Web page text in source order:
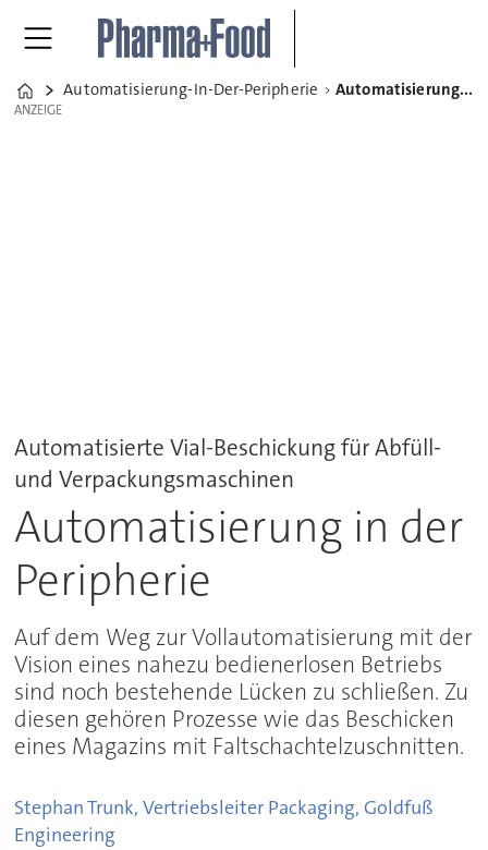
Home
Automatisierung-In-Der-Peripherie Automatisierung in der Peripherie
ANZEIGE
ANZEIGE
Automatisierte Vial-Beschickung für Abfüll-
und Verpackungsmaschinen
Automatisierung in der
Peripherie
Auf dem Weg zur Vollautomatisierung mit der
Vision eines nahezu bedienerlosen Betriebs
sind noch bestehende Lücken zu schließen. Zu
diesen gehören Prozesse wie das Beschicken
eines Magazins mit Faltschachtelzuschnitten.
Stephan Trunk, Vertriebsleiter Packaging, Goldfuß
Engineering